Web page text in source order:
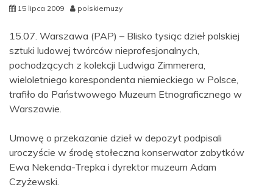
15 lipca 2009 polskiemuzy
15.07. Warszawa (PAP) – Blisko tysiąc dzieł polskiej
sztuki ludowej twórców nieprofesjonalnych,
pochodzących z kolekcji Ludwiga Zimmerera,
wieloletniego korespondenta niemieckiego w Polsce,
trafiło do Państwowego Muzeum Etnograficznego w
Warszawie.
Umowę o przekazanie dzieł w depozyt podpisali
uroczyście w środę stołeczna konserwator zabytków
Ewa Nekenda-Trepka i dyrektor muzeum Adam
Czyżewski.